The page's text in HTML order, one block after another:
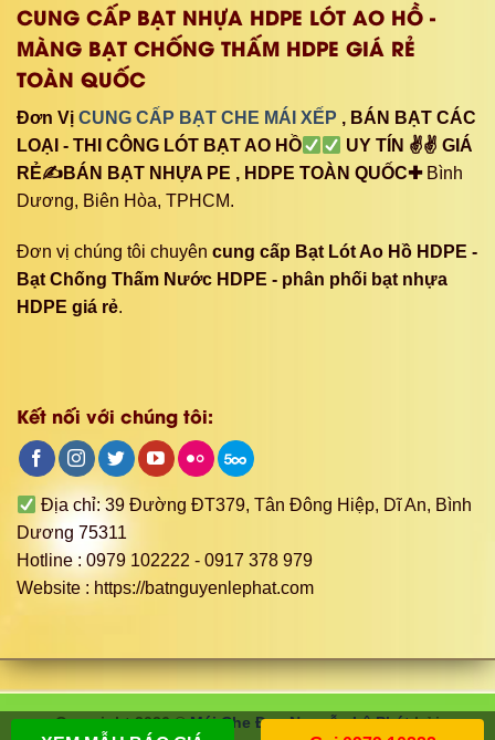
CUNG CẤP BẠT NHỰA HDPE LÓT AO HỒ -
MÀNG BẠT CHỐNG THẤM HDPE GIÁ RẺ
TOÀN QUỐC
Đơn Vị CUNG CẤP BẠT CHE MÁI XẾP , BÁN BẠT CÁC
LOẠI - THI CÔNG LÓT BẠT AO HỒ
UY TÍN ✌✌ GIÁ
RẺ✍BÁN BẠT NHỰA PE , HDPE TOÀN QUỐC✚Bình
Dương, Biên Hòa, TPHCM.
Đơn vị chúng tôi chuyên cung cấp Bạt Lót Ao Hồ HDPE -
Bạt Chống Thấm Nước HDPE - phân phối bạt nhựa
HDPE giá rẻ.
Kết nối với chúng tôi:
Địa chỉ: 39 Đường ĐT379, Tân Đông Hiệp, Dĩ An, Bình
Dương 75311
Hotline : 0979 102222 - 0917 378 979
Website : https://batnguyenlephat.com
Copyright 2026 ©Mái Che Đẹp Nguyễn Lê Phátbởi